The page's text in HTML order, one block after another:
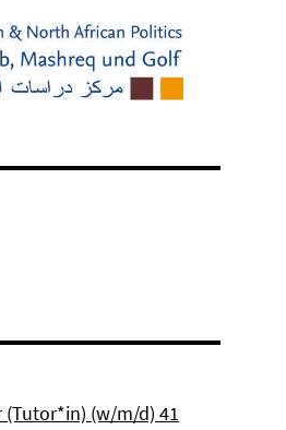
(w/m/d) 41